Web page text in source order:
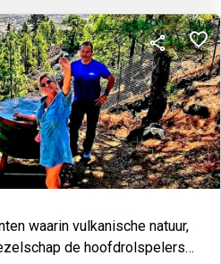
waarin vulkanische natuur,
de hoofdrolspelers